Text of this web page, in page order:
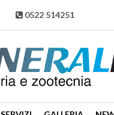
0522 514251